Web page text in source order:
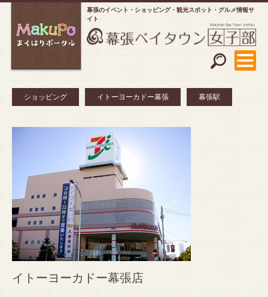
幕張のイベント・ショッピング
観光スポット・グルメ情報サ
イト
ショッピング イトーヨーカドー幕張 幕張駅
イトーヨーカドー幕張店